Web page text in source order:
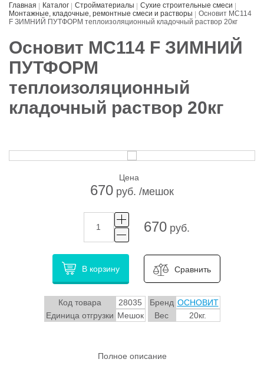
Главная Каталог Стройматериалы
Сухие строительные смеси
Монтажные, кладочные, ремонтные смеси и растворы
Основит MC114
F ЗИМНИЙ ПУТФОРМ теплоизоляционный кладочный раствор 20кг
Основит MC114 F ЗИМНИЙ
ПУТФОРМ
теплоизоляционный
кладочный раствор 20кг
Цена
670 руб. /мешок
670руб.
В корзину Сравнить
Код товара 28035 Бренд ОСНОВИТ
Единица отгрузки Мешок Вес 20кг.
Полное описание